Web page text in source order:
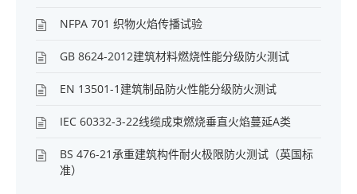
NFPA 701 织物火焰传播试验
GB 8624-2012建筑材料燃烧性能分级防火测试
EN 13501-1建筑制品防火性能分级防火测试
IEC 60332-3-22线缆成束燃烧垂直火焰蔓延A类
BS 476-21承重建筑构件耐火极限防火测试（英国标
准）